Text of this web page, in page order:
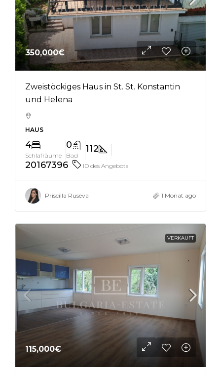
350,000€
Zweistöckiges Haus in St. St. Konstantin
und Helena
HAUS
4
Schlafräume
0
Bad
112
20167396
ID des Angebots
Priscilla Ruseva 1 Monat ago
VERKAUFT
115,000€